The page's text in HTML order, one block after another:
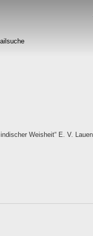
Weisheit“ E. V.